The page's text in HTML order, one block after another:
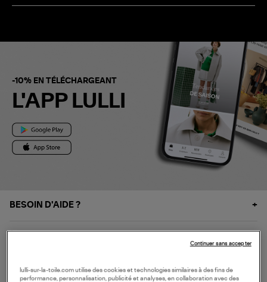
-10% EN TÉLÉCHARGEANT
L'APP LULLI
BESOIN D'AIDE ?
NOS SERVICES
lulli-sur-la-toile.com utilise des cookies et technologies similaires à des fins de
performance, personnalisation, publicité et analyses, en collaboration avec des
Continuer sans accepter